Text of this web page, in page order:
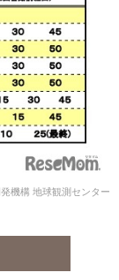
機構 地球観測センター